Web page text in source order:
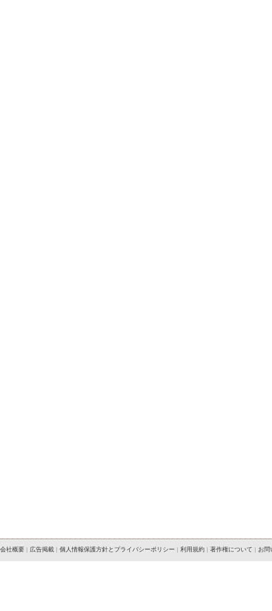
会社概要 | 広告掲載 | 個人情報保護方針とプライバシーポリシー | 利用規約 | 著作権について | お問